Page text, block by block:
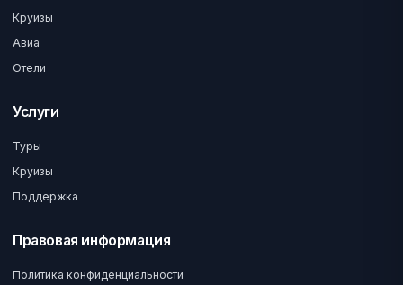
Круизы
Авиа
Отели
Услуги
Туры
Круизы
Поддержка
Правовая информация
Политика конфиденциальности